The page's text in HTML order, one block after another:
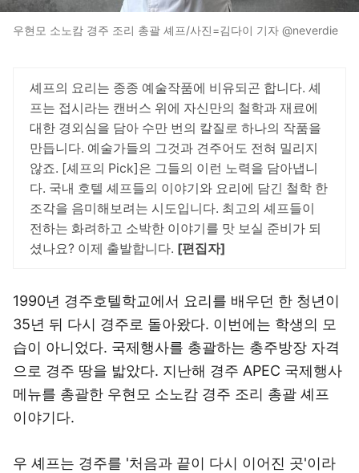
우현모 소노캄 경주 조리 총괄 셰프/사진=김다이 기자 @neverdie
셰프의 요리는 종종 예술작품에 비유되곤 합니다. 셰
프는 접시라는 캔버스 위에 자신만의 철학과 재료에
대한 경외심을 담아 수만 번의 칼질로 하나의 작품을
만듭니다. 예술가들의 그것과 견주어도 전혀 밀리지
않죠. [셰프의 Pick]은 그들의 이런 노력을 담아냅니
다. 국내 호텔 셰프들의 이야기와 요리에 담긴 철학 한
조각을 음미해보려는 시도입니다. 최고의 셰프들이
전하는 화려하고 소박한 이야기를 맛 보실 준비가 되
셨나요? 이제 출발합니다. [편집자]
1990년 경주호텔학교에서 요리를 배우던 한 청년이
35년 뒤 다시 경주로 돌아왔다. 이번에는 학생의 모
습이 아니었다. 국제행사를 총괄하는 총주방장 자격
으로 경주 땅을 밟았다. 지난해 경주 APEC 국제행사
메뉴를 총괄한 우현모 소노캄 경주 조리 총괄 셰프
이야기다.
우 셰프는 경주를 '처음과 끝이 다시 이어진 곳'이라